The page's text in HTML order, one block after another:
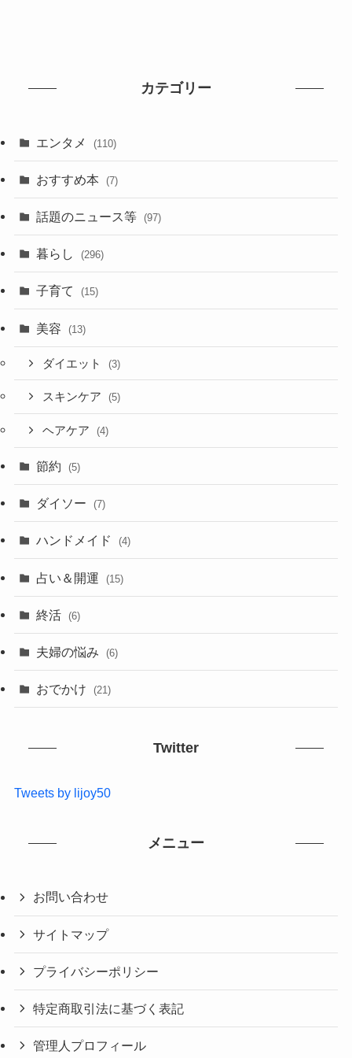
カテゴリー
エンタメ (110)
おすすめ本 (7)
話題のニュース等 (97)
暮らし (296)
子育て (15)
美容 (13)
ダイエット (3)
スキンケア (5)
ヘアケア (4)
節約 (5)
ダイソー (7)
ハンドメイド (4)
占い＆開運 (15)
終活 (6)
夫婦の悩み (6)
おでかけ (21)
Twitter
Tweets by lijoy50
メニュー
お問い合わせ
サイトマップ
プライバシーポリシー
特定商取引法に基づく表記
管理人プロフィール